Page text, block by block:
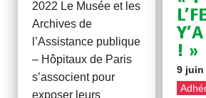
2022 Le Musée et les
Archives de
l’Assistance publique
– Hôpitaux de Paris
s’associent pour
exposer leurs
! »
9 juin